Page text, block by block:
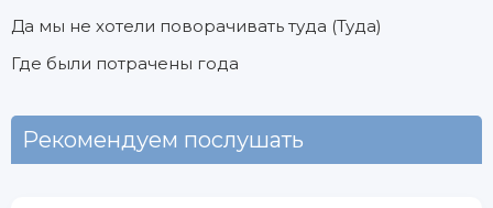
Да мы не хотели поворачивать туда (Туда)
Где были потрачены года
Рекомендуем послушать